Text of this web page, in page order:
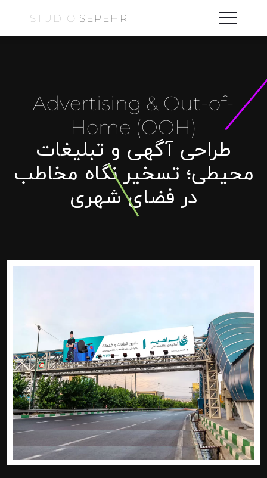
STUDIO SEPEHR
Advertising & Out-of-
Home (OOH)
طراحی آگهی و تبلیغات
محیطی؛ تسخیر نگاه مخاطب
در فضای شهری